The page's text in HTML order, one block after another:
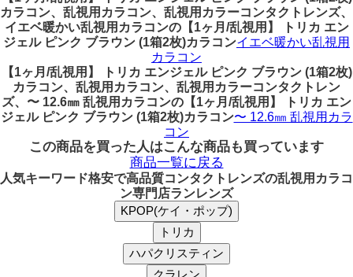
カラコン、乱視用カラコン、乱視用カラーコンタクトレンズ、
イエベ暖かい乱視用カラコンの【1ヶ月/乱視用】 トリカ エン
ジェル ピンク ブラウン (1箱2枚)カラコンイエベ暖かい乱視用
カラコン
【1ヶ月/乱視用】 トリカ エンジェル ピンク ブラウン (1箱2枚)
カラコン、乱視用カラコン、乱視用カラーコンタクトレン
ズ、〜 12.6㎜ 乱視用カラコンの【1ヶ月/乱視用】 トリカ エン
ジェル ピンク ブラウン (1箱2枚)カラコン〜 12.6㎜ 乱視用カラ
コン
この商品を買った人はこんな商品も買っています
商品一覧に戻る
人気キーワード格安で高品質コンタクトレンズの乱視用カラコ
ン専門店ランレンズ